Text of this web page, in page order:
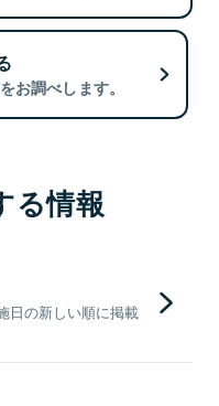
お調べします。
る情報
日の新しい順に掲載